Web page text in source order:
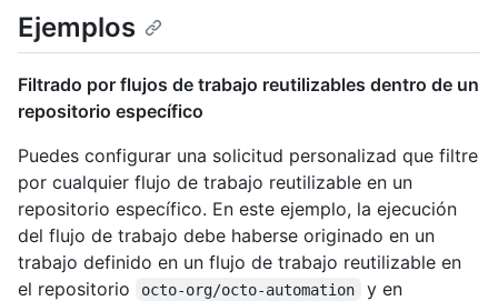
Ejemplos
Filtrado por flujos de trabajo reutilizables dentro de un
repositorio específico
Puedes configurar una solicitud personalizad que filtre
por cualquier flujo de trabajo reutilizable en un
repositorio específico. En este ejemplo, la ejecución
del flujo de trabajo debe haberse originado en un
trabajo definido en un flujo de trabajo reutilizable en
el repositorio
octo-org/octo-automation
y en